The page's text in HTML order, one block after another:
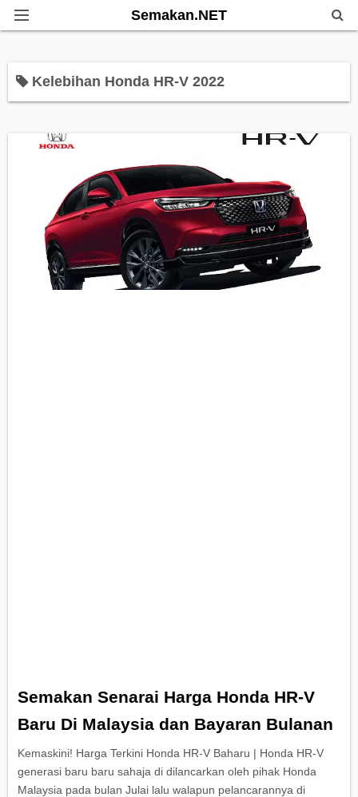
Semakan.NET
Bantuan Kerajaan
Info Kerjaya
Kelebihan Honda HR-V 2022
Semakan Senarai Harga Honda HR-V
Baru Di Malaysia dan Bayaran Bulanan
Kemaskini! Harga Terkini Honda HR-V Baharu | Honda HR-V
generasi baru baru sahaja di dilancarkan oleh pihak Honda
Malaysia pada bulan Julai lalu walapun pelancarannya di